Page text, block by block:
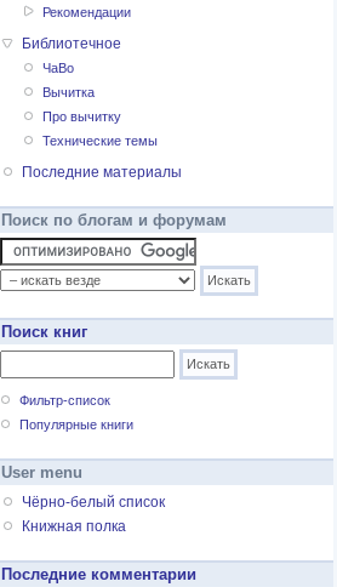
Рекомендации
Библиотечное
ЧаВо
Вычитка
Про вычитку
Технические темы
Последние материалы
Поиск по блогам и форумам
Поиск книг
Фильтр-список
Популярные книги
User menu
Чёрно-белый список
Книжная полка
Последние комментарии